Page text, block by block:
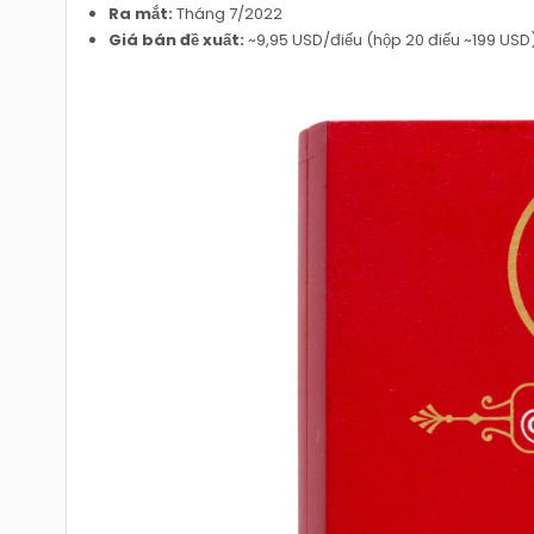
Ra mắt: Tháng 7/2022
Giá bán đề xuất: ~9,95 USD/điếu (hộp 20 điếu ~199